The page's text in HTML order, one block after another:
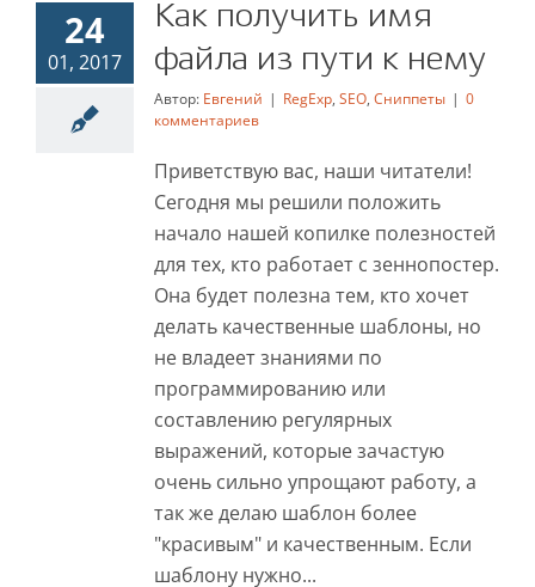
Как получить имя файла
из пути к нему
RegExp SEO
24
01, 2017
Как получить имя
файла из пути к нему
Автор: Евгений | RegExp, SEO, Сниппеты | 0
комментариев
Приветствую вас, наши читатели!
Сегодня мы решили положить
начало нашей копилке полезностей
для тех, кто работает с зеннопостер.
Она будет полезна тем, кто хочет
делать качественные шаблоны, но
не владеет знаниями по
программированию или
составлению регулярных
выражений, которые зачастую
очень сильно упрощают работу, а
так же делаю шаблон более
"красивым" и качественным. Если
шаблону нужно...